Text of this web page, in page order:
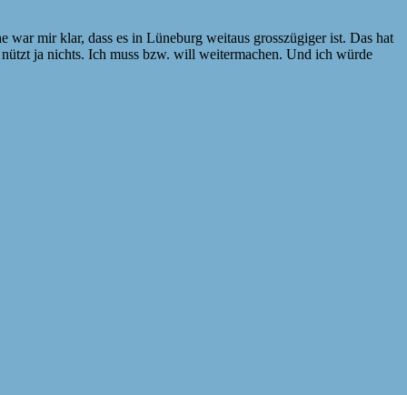
mir klar, dass es in Lüneburg weitaus grosszügiger ist. Das hat
ja nichts. Ich muss bzw. will weitermachen. Und ich würde